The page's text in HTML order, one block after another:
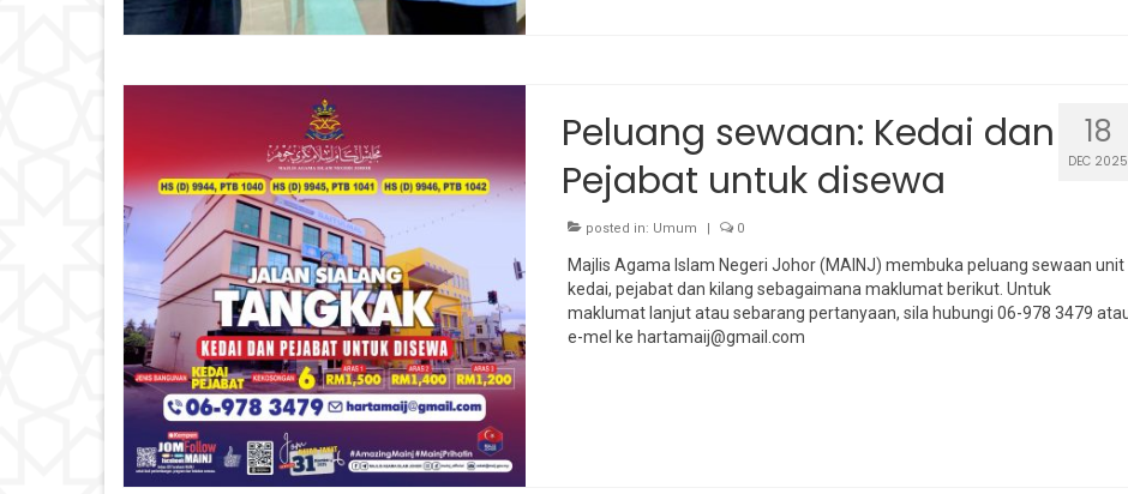
18
DEC 2025
Peluang sewaan: Kedai dan
Pejabat untuk disewa
posted in: Umum | 0
Majlis Agama Islam Negeri Johor (MAINJ) membuka peluang sewaan unit
kedai, pejabat dan kilang sebagaimana maklumat berikut. Untuk
maklumat lanjut atau sebarang pertanyaan, sila hubungi 06-978 3479
e-mel ke hartamaij@gmail.com